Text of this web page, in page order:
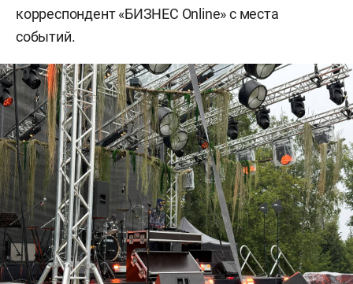
корреспондент «БИЗНЕС Online» с места
событий.